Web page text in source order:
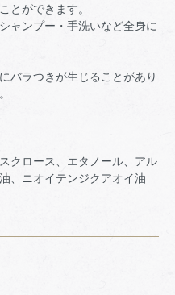
とができます。
ャンプー・手洗いなど全身に
バラつきが生じることがあり
クロース、エタノール、アル
、ニオイテンジクアオイ油